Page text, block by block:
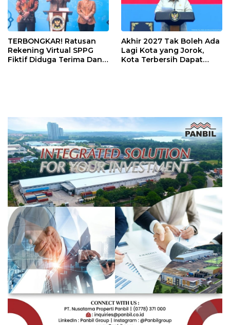
TERBONGKAR! Ratusan
Rekening Virtual SPPG
Fiktif Diduga Terima Dana
Akhir 2027 Tak Boleh Ada
Lagi Kota yang Jorok,
Kota Terbersih Dapat